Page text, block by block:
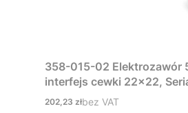
358-015-02 Elektrozawór
interfejs cewki 22×22,
Cena
202,23 złbez VAT